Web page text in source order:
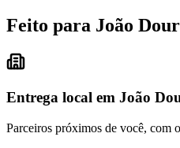
Feito para João
Entrega local em João
Parceiros próximos de você, com